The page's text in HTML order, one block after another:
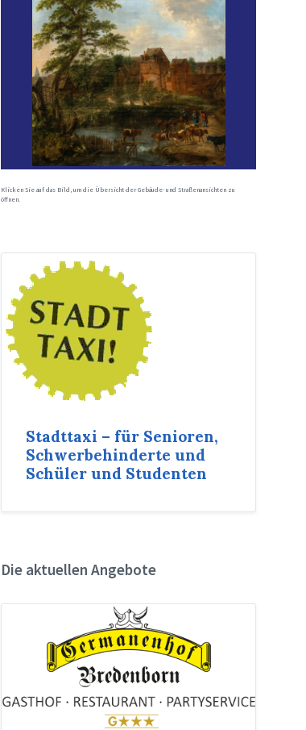
Klicken Sie auf das Bild, um die Übersicht der Gebäude- und Straßenansichten zu
öffnen.
Stadttaxi – für Senioren,
Schwerbehinderte und
Schüler und Studenten
Die aktuellen Angebote